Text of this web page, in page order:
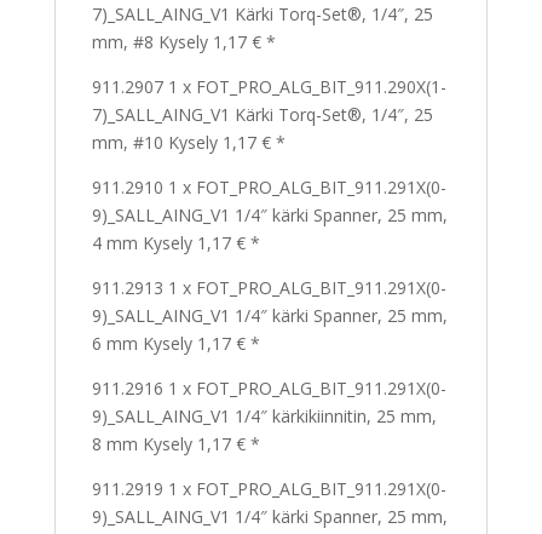
7)_SALL_AING_V1 Kärki Torq-Set®, 1/4″, 25
mm, #8 Kysely 1,17 € *
911.2907 1 x FOT_PRO_ALG_BIT_911.290X(1-
7)_SALL_AING_V1 Kärki Torq-Set®, 1/4″, 25
mm, #10 Kysely 1,17 € *
911.2910 1 x FOT_PRO_ALG_BIT_911.291X(0-
9)_SALL_AING_V1 1/4″ kärki Spanner, 25 mm,
4 mm Kysely 1,17 € *
911.2913 1 x FOT_PRO_ALG_BIT_911.291X(0-
9)_SALL_AING_V1 1/4″ kärki Spanner, 25 mm,
6 mm Kysely 1,17 € *
911.2916 1 x FOT_PRO_ALG_BIT_911.291X(0-
9)_SALL_AING_V1 1/4″ kärkikiinnitin, 25 mm,
8 mm Kysely 1,17 € *
911.2919 1 x FOT_PRO_ALG_BIT_911.291X(0-
9)_SALL_AING_V1 1/4″ kärki Spanner, 25 mm,